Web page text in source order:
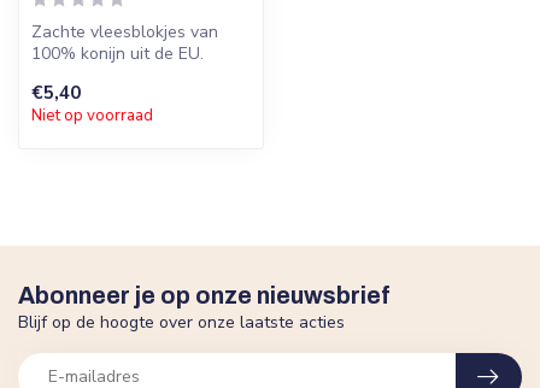
Zachte vleesblokjes van
100% konijn uit de EU.
verteerbaar ...
€5,40
Niet op voorraad
Abonneer je op onze nieuwsbrief
Blijf op de hoogte over onze laatste acties